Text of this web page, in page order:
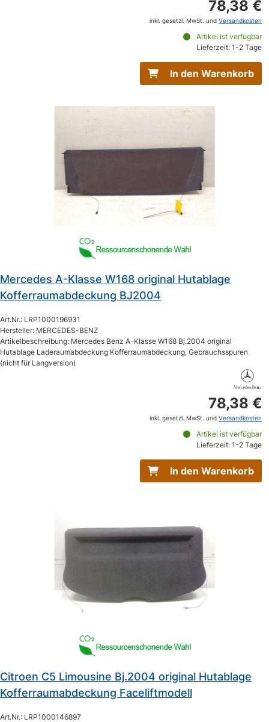
78,38 €
inkl. gesetzl. MwSt. und Versandkosten
Artikel ist verfügbar
Lieferzeit: 1-2 Tage
In den Warenkorb
Mercedes A-Klasse W168 original Hutablage
Kofferraumabdeckung BJ2004
Art.Nr.: LRP1000196931
Hersteller: MERCEDES-BENZ
Artikelbeschreibung: Mercedes Benz A-Klasse W168 Bj.2004 original
Hutablage Laderaumabdeckung Kofferraumabdeckung, Gebrauchsspuren
(nicht für Langversion)
78,38 €
inkl. gesetzl. MwSt. und Versandkosten
Artikel ist verfügbar
Lieferzeit: 1-2 Tage
In den Warenkorb
Citroen C5 Limousine Bj.2004 original Hutablage
Kofferraumabdeckung Faceliftmodell
Art.Nr.: LRP1000146897